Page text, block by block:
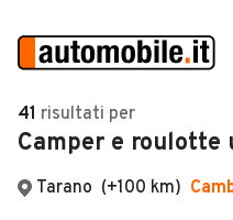
Auto
Auto usate
VENDI
MAGAZINE
41 risultati per
Camper e roulotte